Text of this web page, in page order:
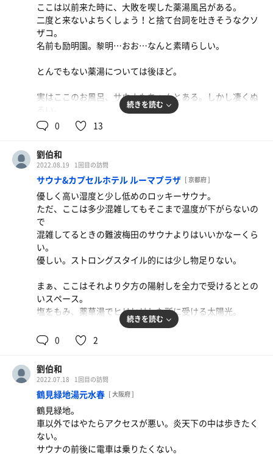
中トロのサク乗り過ぎて味噌汁が冷めるレベル。 朝ご
はんに3,000円？旅行と思おう。なら激安だ。
ここは以前来た時に、大敗を喫した薬湯風呂がある。
二度と来ないよちくしょう！と捨て台詞を吐きそうなクソ
ザコ。
名前も励明園。黎明…おお…なんと素晴らしい。
とんでもない薬湯については後ほど。
実はここのお風呂、サウナもちゃんとある。しかし凄くぬ
これじゃ温まらないよ整わないよ…ではない。
ステーキ肉を「休ませる」って言うじゃないですか。アル
ミホイルで巻いて。
体が油断する様な不感の湯のくらいでじんわりと30分以上
かけて加熱する。
自らの腹肉が鮮やかなミディアムレアの肉質に変わってい
く事を夢想しながら
これもそんなに冷たくはない水風呂に入る。
うん。お料理です。臭みが抜けたかのよう。
お料理となれば次は下味。カレーみたいな色をした薬湯。
どうみても毒沼です。
い。
それほどまでに強烈な薬湯が染み渡るにつれ…
ひりひり、ビリビリ、ザクザクと鋭利になっていく擬音。
皮膚の薄い部分がもはや金たわしで削られているかのよう
だ。
まじ。
水風呂に避難すると、それまでの痛みが霧散する。
幻術か？と思って白湯に入ると倍返ししてくる激痛。
クソザコの記憶がよみがえる。脱衣所にへたり込む。ざー
こざーこ。
もう一度挑む。負ける。ざーこざーこ。
続きを読む
0 13
劉伯和
2022.08.19 1回目の訪問
サウナ&カプセルホテル ルーマプラザ [ 京都府 ]
優しく高い湿度と少し低めのロッキーサウナ。
ただ、ここは多少混雑してもそこまで温度が下がらないの
で
混雑してるときの難波梅田のサウナよりはいいかなーくら
い。
優しい。ストロングスタイル的には少し物足りない。
まぁ、ここはそれより夕方の陽射しを全力で受けるととの
いスペース。
塩をもみ、薬草湯でヒリヒリした所に受ける太陽光。
良き。
京阪線で無駄に特急券を買って帰る。
名店のにしんそばはサウナ飯としてはちょっと微妙だった
のでレポは次回かな。
ただサウナだけを楽しむだけの京都も良いものです。
続きを読む
0 2
劉伯和
2022.07.18 1回目の訪問
鶴見緑地湯元水春 [ 大阪府 ]
鶴見緑地。
車以外ではやたらアクセスが悪い。炎天下の中は歩きたく
ない。
サウナの前後に電車は乗りたくない。